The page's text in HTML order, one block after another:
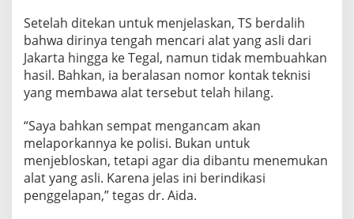
Setelah ditekan untuk menjelaskan, TS berdalih
bahwa dirinya tengah mencari alat yang asli dari
Jakarta hingga ke Tegal, namun tidak membuahkan
hasil. Bahkan, ia beralasan nomor kontak teknisi
yang membawa alat tersebut telah hilang.
“Saya bahkan sempat mengancam akan
melaporkannya ke polisi. Bukan untuk
menjebloskan, tetapi agar dia dibantu menemukan
alat yang asli. Karena jelas ini berindikasi
penggelapan,” tegas dr. Aida.